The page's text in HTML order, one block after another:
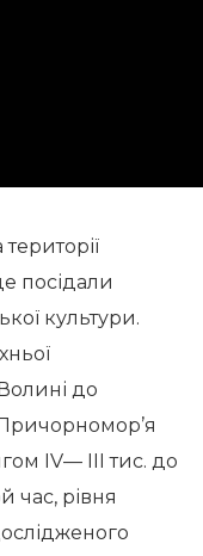
посідали
культури.
до
IV— III тис. до
час, рівня